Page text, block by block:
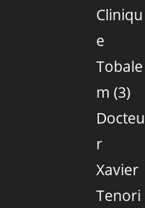
Cliniqu
e
Tobale
m (3)
Docteu
r
Xavier
Tenori